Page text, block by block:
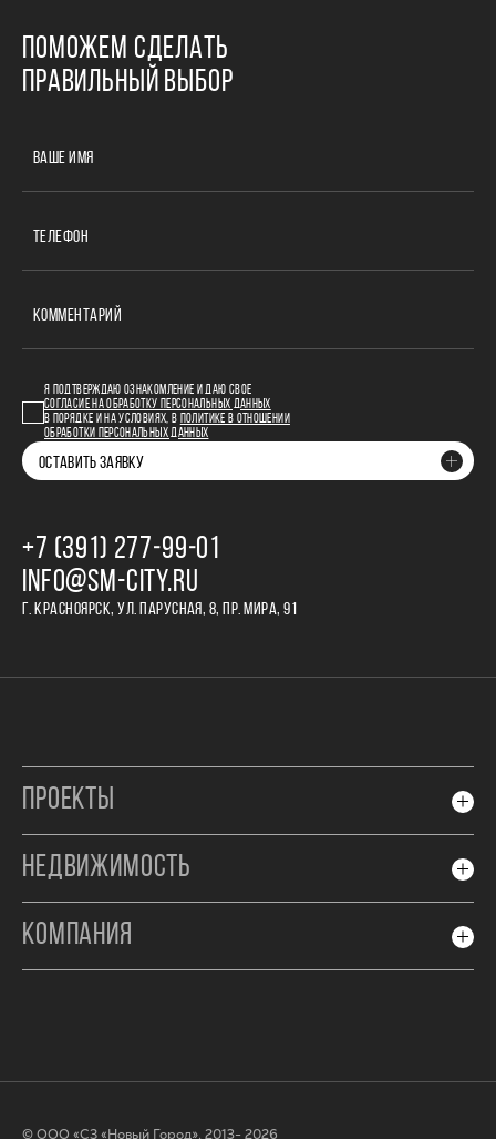
ПОМОЖЕМ СДЕЛАТЬ
ПРАВИЛЬНЫЙ ВЫБОР
ВАШЕ ИМЯ
ТЕЛЕФОН
КОММЕНТАРИЙ
Я ПОДТВЕРЖДАЮ ОЗНАКОМЛЕНИЕ И ДАЮ СВОЕ
СОГЛАСИЕ НА ОБРАБОТКУ ПЕРСОНАЛЬНЫХ ДАННЫХ
В ПОРЯДКЕ И НА УСЛОВИЯХ, В
ПОЛИТИКЕ В ОТНОШЕНИИ
ОБРАБОТКИ ПЕРСОНАЛЬНЫХ ДАННЫХ
ОСТАВИТЬ ЗАЯВКУ
+7 (391) 277‒99‒01
INFO@SM-CITY.RU
Г. КРАСНОЯРСК, УЛ. ПАРУСНАЯ, 8, ПР. МИРА, 91
ПРОЕКТЫ
НЕДВИЖИМОСТЬ
КОМПАНИЯ
© ООО «СЗ «Новый Город», 2013- 2026